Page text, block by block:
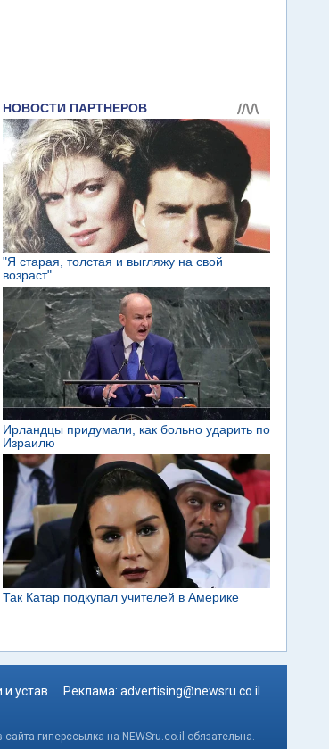
устав Реклама: advertising@newsru.co.il
гиперссылка на NEWSru.co.il обязательна.